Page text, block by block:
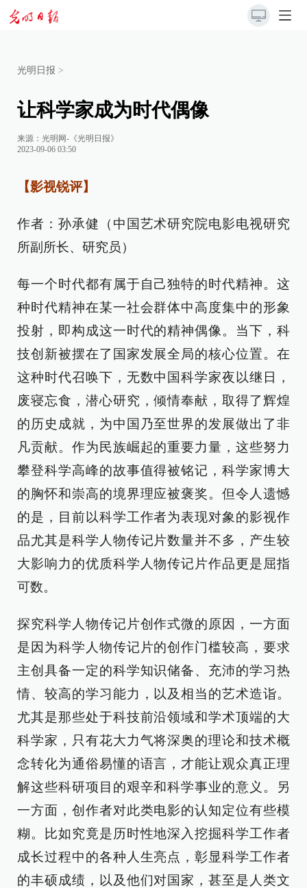
光明日报 >
让科学家成为时代偶像
来源： 光明网-《光明日报》
2023-09-06 03:50
【影视锐评】
作者：孙承健（中国艺术研究院电影电视研究
所副所长、研究员）
每一个时代都有属于自己独特的时代精神。这
种时代精神在某一社会群体中高度集中的形象
投射，即构成这一时代的精神偶像。当下，科
技创新被摆在了国家发展全局的核心位置。在
这种时代召唤下，无数中国科学家夜以继日，
废寝忘食，潜心研究，倾情奉献，取得了辉煌
的历史成就，为中国乃至世界的发展做出了非
凡贡献。作为民族崛起的重要力量，这些努力
攀登科学高峰的故事值得被铭记，科学家博大
的胸怀和崇高的境界理应被褒奖。但令人遗憾
的是，目前以科学工作者为表现对象的影视作
品尤其是科学人物传记片数量并不多，产生较
大影响力的优质科学人物传记片作品更是屈指
可数。
探究科学人物传记片创作式微的原因，一方面
是因为科学人物传记片的创作门槛较高，要求
主创具备一定的科学知识储备、充沛的学习热
情、较高的学习能力，以及相当的艺术造诣。
尤其是那些处于科技前沿领域和学术顶端的大
科学家，只有花大力气将深奥的理论和技术概
念转化为通俗易懂的语言，才能让观众真正理
解这些科研项目的艰辛和科学事业的意义。另
一方面，创作者对此类电影的认知定位有些模
糊。比如究竟是历时性地深入挖掘科学工作者
成长过程中的各种人生亮点，彰显科学工作者
的丰硕成绩，以及他们对国家，甚至是人类文